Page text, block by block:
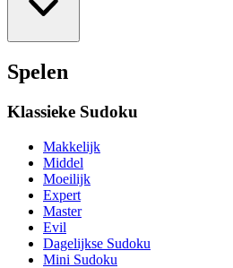
Spelen
Klassieke Sudoku
Makkelijk
Middel
Moeilijk
Expert
Master
Evil
Dagelijkse Sudoku
Mini Sudoku